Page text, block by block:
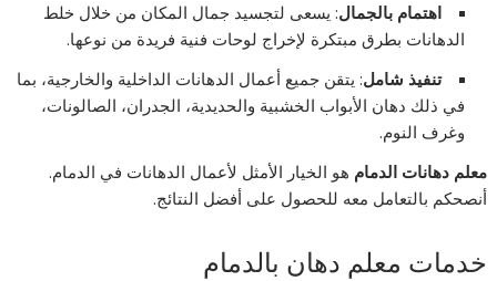
اهتمام بالجمال: يسعى لتجسيد جمال المكان من خلال خلط
الدهانات بطرق مبتكرة لإخراج لوحات فنية فريدة من نوعها.
تنفيذ شامل: يتقن جميع أعمال الدهانات الداخلية والخارجية، بما
في ذلك دهان الأبواب الخشبية والحديدية، الجدران، الصالونات،
وغرف النوم.
معلم دهانات الدمام هو الخيار الأمثل لأعمال الدهانات في الدمام.
أنصحكم بالتعامل معه للحصول على أفضل النتائج.
خدمات معلم دهان بالدمام